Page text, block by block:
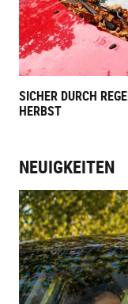
SICHER DURCH
HERBST
NEUIGKEITEN